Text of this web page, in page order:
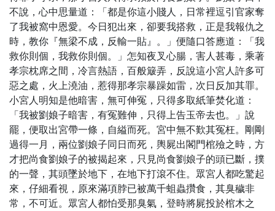
不說，心中思量道：「都是你這小賤人，日常裡逗引官家奪
了我被窩中恩愛。今日犯出來，卻要我搭救，正是我報仇之
時，教你『無梁不成，反輸一貼』。」便隨口答應道：「我
救你則個，我救你則個。」怎知夜叉心腸，害人甚毒，乘著
孝宗枕席之間，冷言熱語，百般簸弄，反說這小宮人許多可
惡之處，火上澆油，惹得那孝宗暴躁如雷，次日反加其罪。
小宮人明知是他暗害，無可伸冤，只得多取紙筆焚化道：
「我被劉娘子暗害，有冤難伸，只得上告玉帝去也。」說
罷，便取出宮帶一條，自縊而死。宮中無不歎其冤枉。剛剛
過得一月，兩位劉娘子同日而死，輿屍出閣門棺殮之時，方
才把尚食劉娘子的被揭起來，只見尚食劉娘子的頭已斷，撲
的一聲，其頭墜於地下，在地下打滾不住。眾宮人都吃驚起
來，仔細看視，原來滿項脖已被萬千蛆蟲攢食，其臭穢非
常，不可近。眾宮人都怕受那臭氣，登時將屍投於棺木之